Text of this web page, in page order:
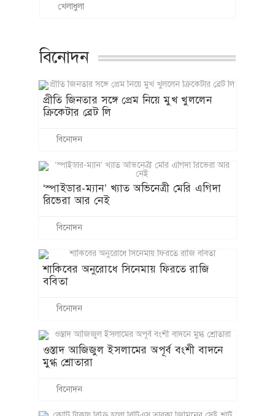
খেলাধুলা
বিনোদন
প্রীতি জিনতার সঙ্গে প্রেম নিয়ে মুখ খুললেন
ক্রিকেটার ব্রেট লি
বিনোদন
‘স্পাইডার-ম্যান’ খ্যাত অভিনেত্রী মেরি এগিদা
রিভেরা আর নেই
বিনোদন
শাকিবের অনুরোধে সিনেমায় ফিরতে রাজি
ববিতা
বিনোদন
ওস্তাদ আজিজুল ইসলামের অপূর্ব বংশী বাদনে
মুগ্ধ শ্রোতারা
বিনোদন